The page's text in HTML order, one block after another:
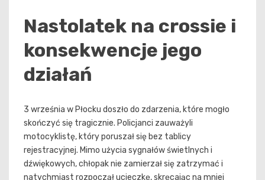
Nastolatek na crossie i
konsekwencje jego
działań
3 września w Płocku doszło do zdarzenia, które mogło
skończyć się tragicznie. Policjanci zauważyli
motocyklistę, który poruszał się bez tablicy
rejestracyjnej. Mimo użycia sygnałów świetlnych i
dźwiękowych, chłopak nie zamierzał się zatrzymać i
natychmiast rozpoczął ucieczkę, skręcając na mniej